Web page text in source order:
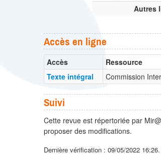
Autres
Accès en ligne
Accès Ressource
Texte intégral
Commission
Suivi
Cette revue est répertoriée par
proposer des modifications.
Dernière vérification : 09/05/2022 16:26.